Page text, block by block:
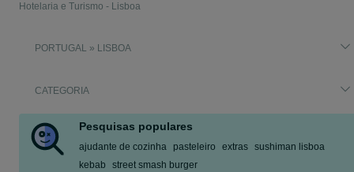
Hotelaria e Turismo - Lisboa
PORTUGAL » LISBOA
CATEGORIA
Pesquisas populares
ajudante de cozinha pasteleiro extras sushiman lisboa
kebab
street smash burger